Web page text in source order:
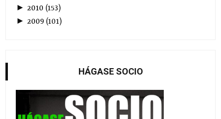
► 2010 (153)
►2009 (101)
HÁGASE SOCIO